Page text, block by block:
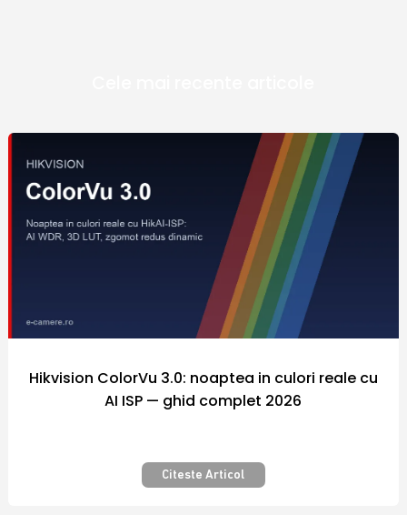
producatori renumiti in industria
internationala a sistemelor de securitate, iar
preturile diferitelor modele de echipamente
si camere video supraveghere din portofoliul
firmei Polites Online Srl sunt adaptate la
puterea de cumparare a fiecarui client.
Nicaieri altundeva siguranta nu a costat atat
de putin! Securizarea bunurilor pe care le
detinem este importanta pentru fiecare
dintre noi.
Camera video supraveghere – Pentru
Hikvision ColorVu 3.0: noaptea in culori reale cu
AI ISP — ghid complet 2026
Citeste Articol